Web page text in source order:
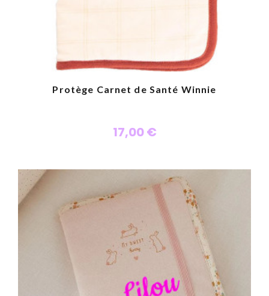
Personnaliser
Protège Carnet de Santé Winnie
17,00 €